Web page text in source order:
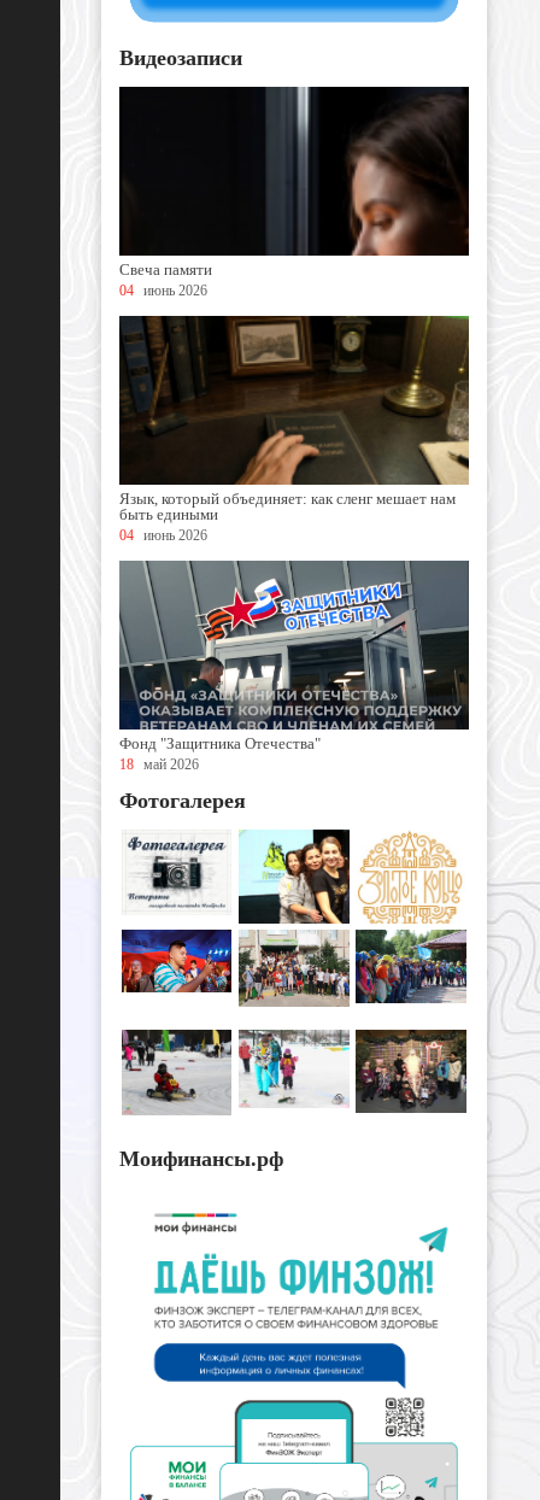
Видеозаписи
Свеча памяти
04 июнь 2026
Язык, который объединяет: как сленг мешает нам
быть едиными
04 июнь 2026
Фонд "Защитника Отечества"
18 май 2026
Фотогалерея
Моифинансы.рф